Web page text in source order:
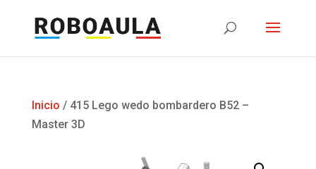
Inicio / 415 Lego wedo bombardero B52 –
Master 3D